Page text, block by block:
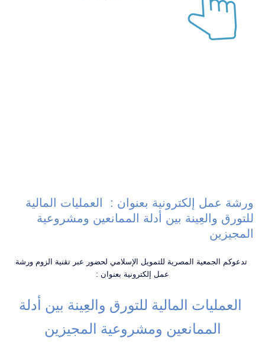
ورشة عمل إلكترونية بعنوان : العمليات المالية
للتورق والعِينة بين أدلة الممانعين ومشروعية
المجيزين
تدعوكم الجمعية المصرية للتمويل الإسلامي لحضور عبر تقنية الزوم ورشة
عمل إلكترونية بعنوان :
العمليات المالية للتورق والعِينة بين أدلة
الممانعين ومشروعية المجيزين